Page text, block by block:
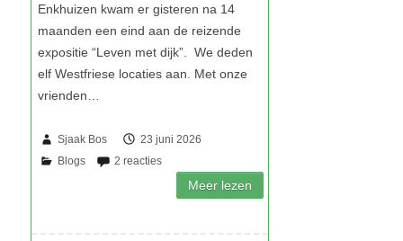
Sjaak Bos 23 juni 2026